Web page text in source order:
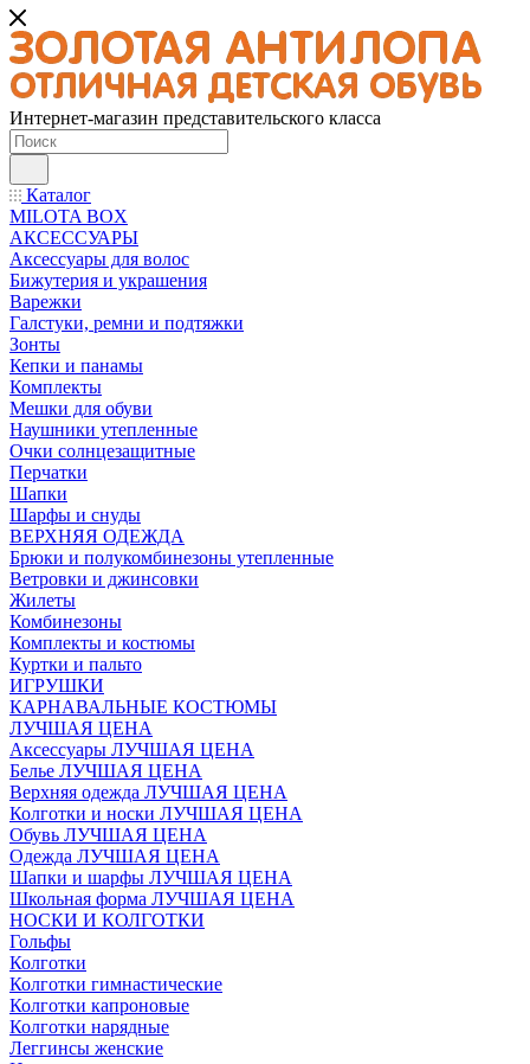
Интернет-магазин представительского класса
Каталог
MILOTA BOX
АКСЕССУАРЫ
Аксессуары для волос
Бижутерия и украшения
Варежки
Галстуки, ремни и подтяжки
Зонты
Кепки и панамы
Комплекты
Мешки для обуви
Наушники утепленные
Очки солнцезащитные
Перчатки
Шапки
Шарфы и снуды
ВЕРХНЯЯ ОДЕЖДА
Брюки и полукомбинезоны утепленные
Ветровки и джинсовки
Жилеты
Комбинезоны
Комплекты и костюмы
Куртки и пальто
ИГРУШКИ
КАРНАВАЛЬНЫЕ КОСТЮМЫ
ЛУЧШАЯ ЦЕНА
Аксессуары ЛУЧШАЯ ЦЕНА
Белье ЛУЧШАЯ ЦЕНА
Верхняя одежда ЛУЧШАЯ ЦЕНА
Колготки и носки ЛУЧШАЯ ЦЕНА
Обувь ЛУЧШАЯ ЦЕНА
Одежда ЛУЧШАЯ ЦЕНА
Шапки и шарфы ЛУЧШАЯ ЦЕНА
Школьная форма ЛУЧШАЯ ЦЕНА
НОСКИ И КОЛГОТКИ
Гольфы
Колготки
Колготки гимнастические
Колготки капроновые
Колготки нарядные
Леггинсы женские